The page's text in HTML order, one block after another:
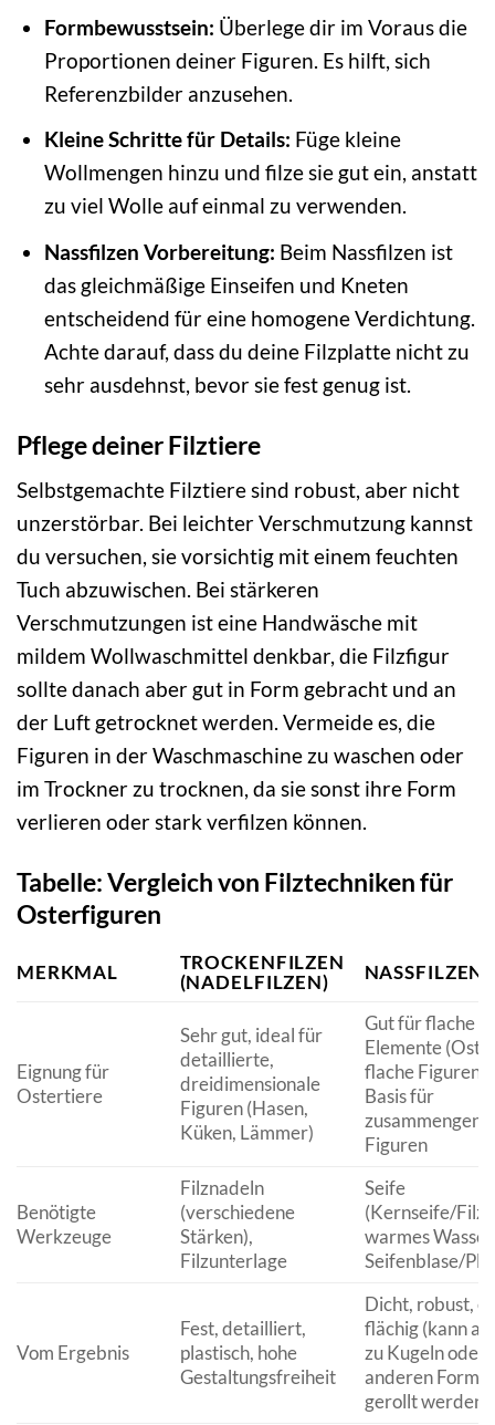
Formbewusstsein: Überlege dir im Voraus die
Proportionen deiner Figuren. Es hilft, sich
Referenzbilder anzusehen.
Kleine Schritte für Details: Füge kleine
Wollmengen hinzu und filze sie gut ein, anstatt
zu viel Wolle auf einmal zu verwenden.
Nassfilzen Vorbereitung: Beim Nassfilzen ist
das gleichmäßige Einseifen und Kneten
entscheidend für eine homogene Verdichtung.
Achte darauf, dass du deine Filzplatte nicht zu
sehr ausdehnst, bevor sie fest genug ist.
Pflege deiner Filztiere
Selbstgemachte Filztiere sind robust, aber nicht
unzerstörbar. Bei leichter Verschmutzung kannst
du versuchen, sie vorsichtig mit einem feuchten
Tuch abzuwischen. Bei stärkeren
Verschmutzungen ist eine Handwäsche mit
mildem Wollwaschmittel denkbar, die Filzfigur
sollte danach aber gut in Form gebracht und an
der Luft getrocknet werden. Vermeide es, die
Figuren in der Waschmaschine zu waschen oder
im Trockner zu trocknen, da sie sonst ihre Form
verlieren oder stark verfilzen können.
Tabelle: Vergleich von Filztechniken für
Osterfiguren
MERKMAL
TROCKENFILZEN
(NADELFILZEN)
NASSFILZEN
Eignung für
Ostertiere
Sehr gut, ideal für
detaillierte,
dreidimensionale
Figuren (Hasen,
Küken, Lämmer)
Gut für flache
Elemente
flache Figuren)
Basis für
Figuren
Benötigte
Werkzeuge
Filznadeln
(verschiedene
Stärken),
Filzunterlage
Seife
(Kernseife/
warmes
Seifenblase/
Vom Ergebnis
Fest, detailliert,
plastisch, hohe
Gestaltungsfreiheit
Dicht, robust,
flächig (kann
zu Kugeln oder
anderen
gerollt werden)